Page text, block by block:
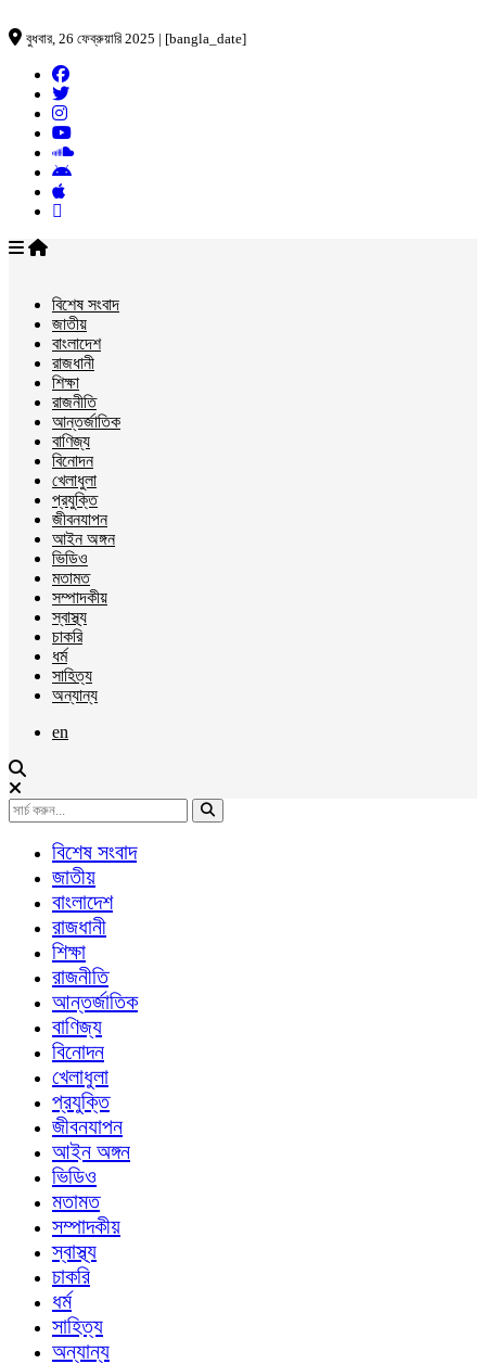
বুধবার, 26 ফেব্রুয়ারি 2025 | [bangla_date]
বিশেষ সংবাদ
জাতীয়
বাংলাদেশ
রাজধানী
শিক্ষা
রাজনীতি
আন্তর্জাতিক
বাণিজ্য
বিনোদন
খেলাধুলা
প্রযুক্তি
জীবনযাপন
আইন অঙ্গন
ভিডিও
মতামত
সম্পাদকীয়
স্বাস্থ্য
চাকরি
ধর্ম
সাহিত্য
অন্যান্য
en
বিশেষ সংবাদ
জাতীয়
বাংলাদেশ
রাজধানী
শিক্ষা
রাজনীতি
আন্তর্জাতিক
বাণিজ্য
বিনোদন
খেলাধুলা
প্রযুক্তি
জীবনযাপন
আইন অঙ্গন
ভিডিও
মতামত
সম্পাদকীয়
স্বাস্থ্য
চাকরি
ধর্ম
সাহিত্য
অন্যান্য